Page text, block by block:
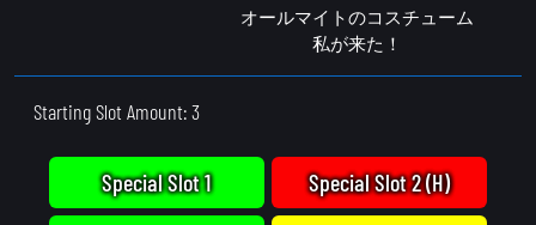
オールマイトのコスチューム
私が来た！
Starting Slot Amount: 3
Special Slot 1 Special Slot 2 (H)